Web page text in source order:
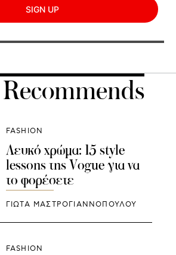
SIGN UP
FASHION
Λευκό χρώμα: 15 style
lessons της Vogue για να
το φορέσετε
ΓΙΩΤΑ ΜΑΣΤΡΟΓΙΑΝΝΟΠΟΥΛΟΥ
FASHION